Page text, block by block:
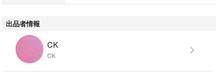
出品者情報
CK
CK